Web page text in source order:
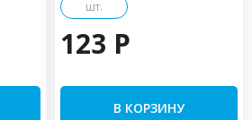
шт.
123 P
В КОРЗИНУ